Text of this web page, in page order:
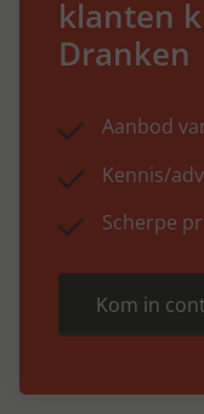
klanten
Dranken
Aanbod
Kennis/
Scherpe
Kom in